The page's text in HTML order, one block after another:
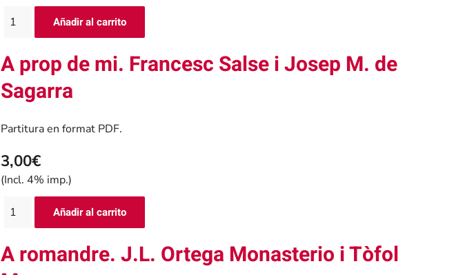
A prop de mi. Francesc Salse i Josep M. de
Sagarra
Partitura en format PDF.
3,00€
(Incl. 4% imp.)
A romandre. J.L. Ortega Monasterio i Tòfol